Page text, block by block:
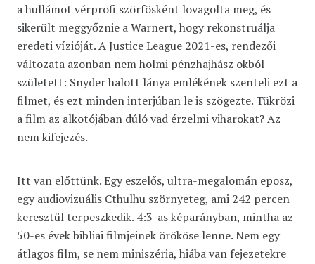
a hullámot vérprofi szörfösként lovagolta meg, és
sikerült meggyőznie a Warnert, hogy rekonstruálja
eredeti vízióját. A Justice League 2021-es, rendezői
változata azonban nem holmi pénzhajhász okból
született: Snyder halott lánya emlékének szenteli ezt a
filmet, és ezt minden interjúban le is szögezte. Tükrözi
a film az alkotójában dúló vad érzelmi viharokat? Az
nem kifejezés.
Itt van előttünk. Egy eszelős, ultra-megalomán eposz,
egy audiovizuális Cthulhu szörnyeteg, ami 242 percen
keresztül terpeszkedik. 4:3-as képarányban, mintha az
50-es évek bibliai filmjeinek örököse lenne. Nem egy
átlagos film, se nem miniszéria, hiába van fejezetekre